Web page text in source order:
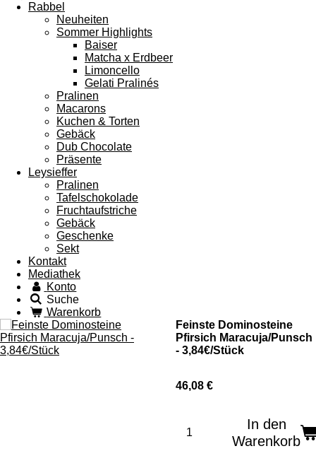
Rabbel
Neuheiten
Sommer Highlights
Baiser
Matcha x Erdbeer
Limoncello
Gelati Pralinés
Pralinen
Macarons
Kuchen & Torten
Gebäck
Dub Chocolate
Präsente
Leysieffer
Pralinen
Tafelschokolade
Fruchtaufstriche
Gebäck
Geschenke
Sekt
Kontakt
Mediathek
Konto
Suche
Warenkorb
Feinste Dominosteine
Pfirsich Maracuja/Punsch
- 3,84€/Stück
46,08 €
In den
Warenkorb